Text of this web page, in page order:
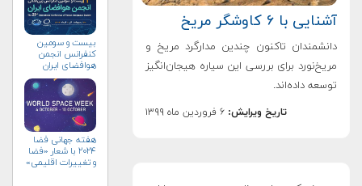
آشنایی با ۶ کاوشگر مریخ
دانشمندان تاکنون چندین مدارگرد مریخ و
مریخ‌نورد برای بررسی این سیاره هیجان‌انگیز
توسعه داده‌اند.
تاریخ ویرایش: ۶ فروردین ماه ۱۳۹۹
بیست و سومین
کنفرانس انجمن
هوافضای ايران
هفته جهانی فضا
۲۰۲۴ با شعار «فضا
و تغییرات اقلیمی»